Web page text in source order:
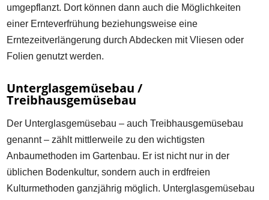
umgepflanzt. Dort können dann auch die Möglichkeiten
einer Ernteverfrühung beziehungsweise eine
Erntezeitverlängerung durch Abdecken mit Vliesen oder
Folien genutzt werden.
Unterglasgemüsebau /
Treibhausgemüsebau
Der Unterglasgemüsebau – auch Treibhausgemüsebau
genannt – zählt mittlerweile zu den wichtigsten
Anbaumethoden im Gartenbau. Er ist nicht nur in der
üblichen Bodenkultur, sondern auch in erdfreien
Kulturmethoden ganzjährig möglich. Unterglasgemüsebau